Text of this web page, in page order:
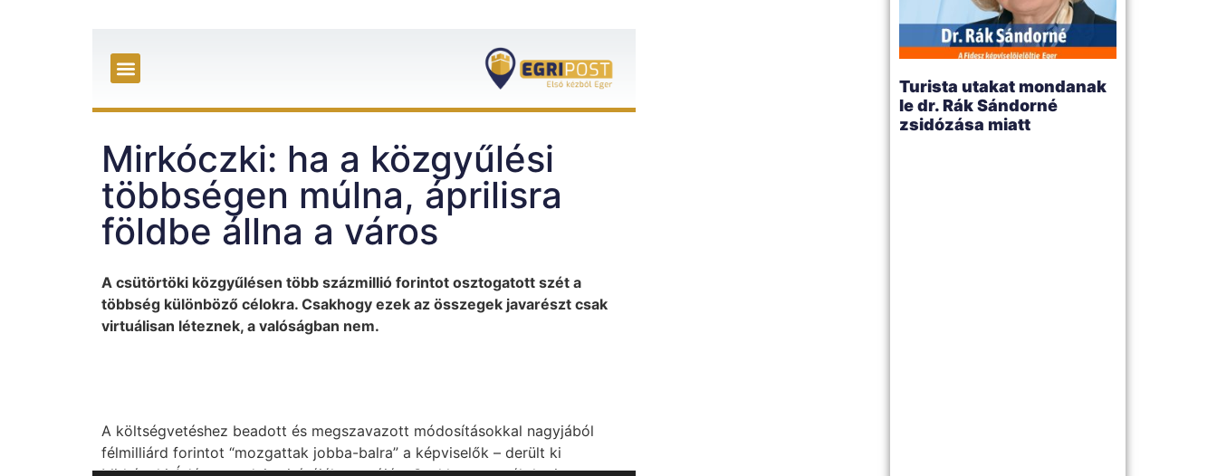
Turista utakat mondanak
le dr. Rák Sándorné
zsidózása miatt